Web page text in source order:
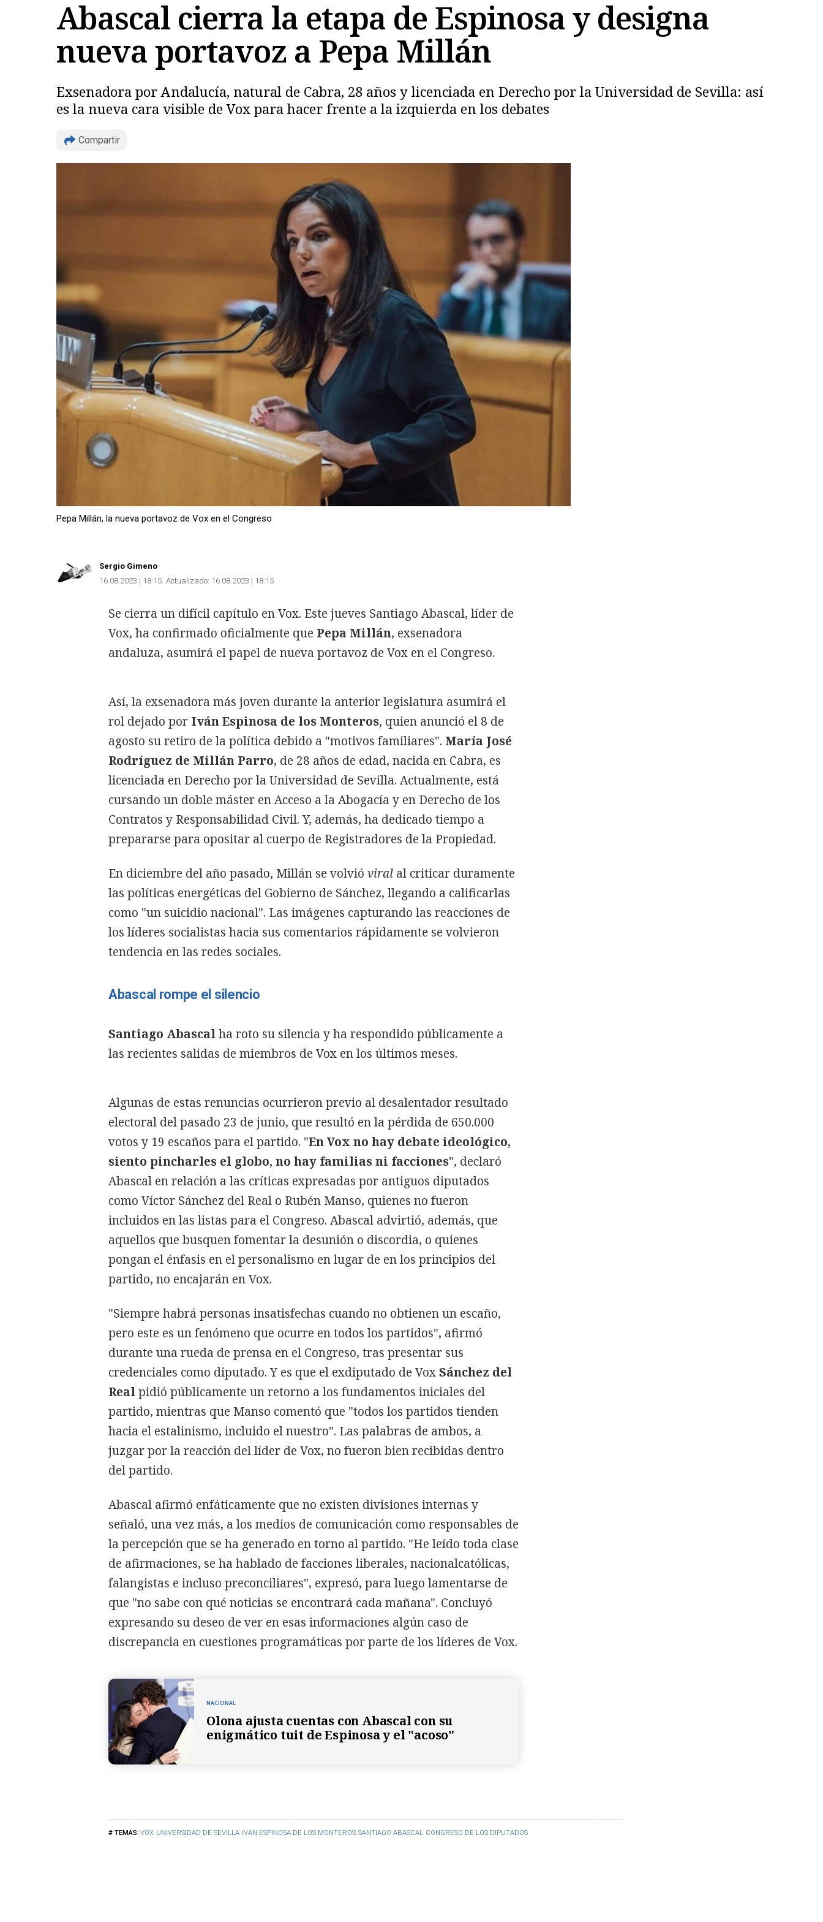
Abascal cierra la etapa de Espinosa y designa
nueva portavoz a Pepa Millán
Exsenadora por Andalucía, natural de Cabra, 28 años y licenciada en Derecho por la Universidad de Sevilla: así
es la nueva cara visible de Vox para hacer frente a la izquierda en los debates
Compartir
Pepa Millán, la nueva portavoz de Vox en el Congreso
Sergio Gimeno
16.08.2023 | 18:15 Actualizado: 16.08.2023 | 18:15
VOX UNIVERSIDAD DE SEVILLA IVÁN ESPINOSA DE LOS MONTEROS SANTIAGO ABASCAL CONGRESO DE LOS DIPUTADOS
Se cierra un difícil capítulo en Vox. Este jueves Santiago Abascal, líder de
Vox, ha confirmado oficialmente que Pepa Millán, exsenadora
andaluza, asumirá el papel de nueva portavoz de Vox en el Congreso.
Así, la exsenadora más joven durante la anterior legislatura asumirá el
rol dejado por Iván Espinosa de los Monteros, quien anunció el 8 de
agosto su retiro de la política debido a "motivos familiares". María José
Rodríguez de Millán Parro, de 28 años de edad, nacida en Cabra, es
licenciada en Derecho por la Universidad de Sevilla. Actualmente, está
cursando un doble máster en Acceso a la Abogacía y en Derecho de los
Contratos y Responsabilidad Civil. Y, además, ha dedicado tiempo a
prepararse para opositar al cuerpo de Registradores de la Propiedad.
En diciembre del año pasado, Millán se volvió viral al criticar duramente
las políticas energéticas del Gobierno de Sánchez, llegando a calificarlas
como "un suicidio nacional". Las imágenes capturando las reacciones de
los líderes socialistas hacia sus comentarios rápidamente se volvieron
tendencia en las redes sociales.
Abascal rompe el silencio
Santiago Abascal ha roto su silencia y ha respondido públicamente a
las recientes salidas de miembros de Vox en los últimos meses.
Algunas de estas renuncias ocurrieron previo al desalentador resultado
electoral del pasado 23 de junio, que resultó en la pérdida de 650.000
votos y 19 escaños para el partido. "En Vox no hay debate ideológico,
siento pincharles el globo, no hay familias ni facciones", declaró
Abascal en relación a las críticas expresadas por antiguos diputados
como Víctor Sánchez del Real o Rubén Manso, quienes no fueron
incluidos en las listas para el Congreso. Abascal advirtió, además, que
aquellos que busquen fomentar la desunión o discordia, o quienes
pongan el énfasis en el personalismo en lugar de en los principios del
partido, no encajarán en Vox.
"Siempre habrá personas insatisfechas cuando no obtienen un escaño,
pero este es un fenómeno que ocurre en todos los partidos", afirmó
durante una rueda de prensa en el Congreso, tras presentar sus
credenciales como diputado. Y es que el exdiputado de VoxSánchez del
Real pidió públicamente un retorno a los fundamentos iniciales del
partido, mientras que Manso comentó que "todos los partidos tienden
hacia el estalinismo, incluido el nuestro". Las palabras de ambos, a
juzgar por la reacción del líder de Vox, no fueron bien recibidas dentro
del partido.
Abascal afirmó enfáticamente que no existen divisiones internas y
señaló, una vez más, a los medios de comunicación como responsables de
la percepción que se ha generado en torno al partido. "He leído toda clase
de afirmaciones, se ha hablado de facciones liberales, nacionalcatólicas,
falangistas e incluso preconciliares", expresó, para luego lamentarse de
que "no sabe con qué noticias se encontrará cada mañana". Concluyó
expresando su deseo de ver en esas informaciones algún caso de
discrepancia en cuestiones programáticas por parte de los líderes de Vox.
NACIONAL
Olona ajusta cuentas con Abascal con su
enigmático tuit de Espinosa y el "acoso"